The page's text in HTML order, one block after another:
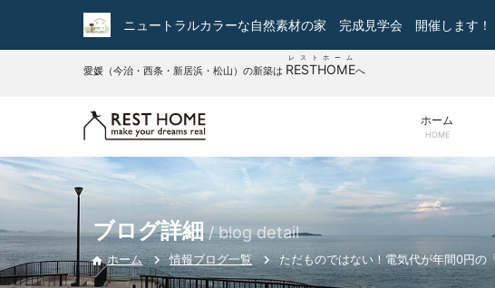
ニュートラルカラーな自然素材の家 完成見学会 開催します！
愛媛（今治・西条・新居浜・松山）の新築は RESTHOME
レストホーム
へ
ホーム
HOME
ブログ詳細/ blog detail
 ホーム 情報ブログ一覧 ただものではない！電気代が年間0円の